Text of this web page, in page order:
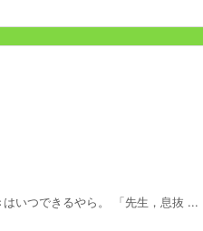
いつできるやら。 「先生，息抜 ...